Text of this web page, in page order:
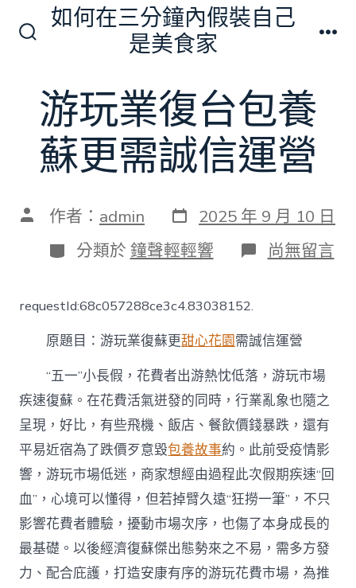
換
開
關
如何在三分鐘內假裝自己
是美食家
游玩業復台包養
蘇更需誠信運營
文 作者： admin 發
表
日
期
2025 年 9 月 10 日
分
類
分類於 鐘聲輕輕響 在
〈游
台
包
蘇
更
需
誠
信
運
營〉
中
尚無留言
requestId:68c057288ce3c4.83038152.
原題目：游玩業復蘇更甜心花園需誠信運營
“五一”小長假，花費者出游熱忱低落，游玩市場
疾速復蘇。在花費活氣迸發的同時，行業亂象也隨之
呈現，好比，有些飛機、飯店、餐飲價錢暴跌，還有
平易近宿為了跌價歹意毀包養故事約。此前受疫情影
響，游玩市場低迷，商家想經由過程此次假期疾速“回
血”，心境可以懂得，但若掉臂久遠“狂撈一筆”，不只
影響花費者體驗，擾動市場次序，也傷了本身成長的
最基礎。以後經濟復蘇傑出態勢來之不易，需多方發
力、配合庇護，打造安康有序的游玩花費市場，為推